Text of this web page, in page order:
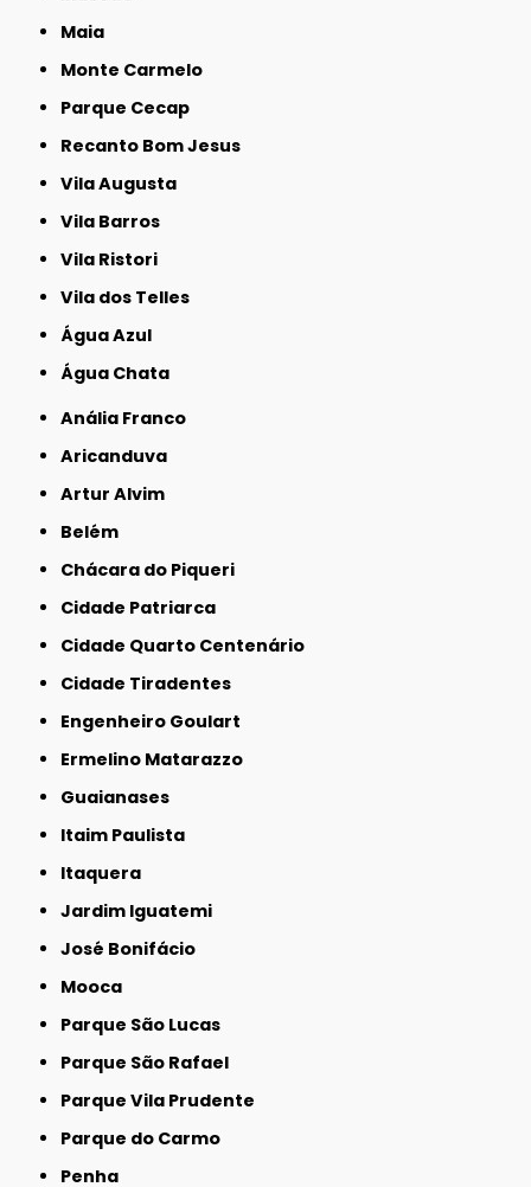
Maia
Monte Carmelo
Parque Cecap
Recanto Bom Jesus
Vila Augusta
Vila Barros
Vila Ristori
Vila dos Telles
Água Azul
Água Chata
Anália Franco
Aricanduva
Artur Alvim
Belém
Chácara do Piqueri
Cidade Patriarca
Cidade Quarto Centenário
Cidade Tiradentes
Engenheiro Goulart
Ermelino Matarazzo
Guaianases
Itaim Paulista
Itaquera
Jardim Iguatemi
José Bonifácio
Mooca
Parque São Lucas
Parque São Rafael
Parque Vila Prudente
Parque do Carmo
Penha